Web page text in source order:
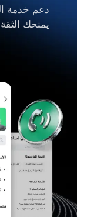
دعم خدمة
يمنحك